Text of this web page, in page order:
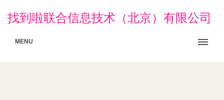
找到啦联合信息技术（北京）有限公司
MENU